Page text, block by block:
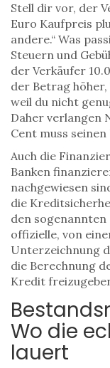
Stell dir vor, der
Euro Kaufpreis
andere.“ Was
Steuern und
der Verkäufer
der Betrag
weil du nicht
Daher verlangen
Cent muss
Auch die
Banken
nachgewiesen
die
den sogenannten
offizielle, von
Unterzeichnung
die Berechnung
Kredit
Wo die
lauert